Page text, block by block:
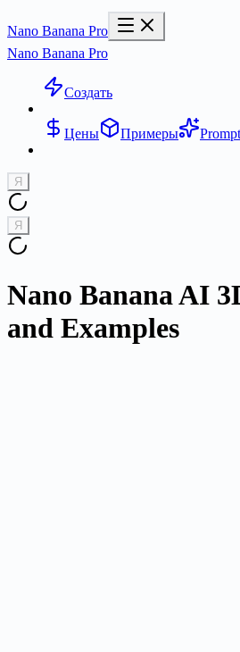
Nano Banana Pro
Nano Banana Pro
Создать
Цены Примеры
Я
Я
Nano Banana AI
and Examples